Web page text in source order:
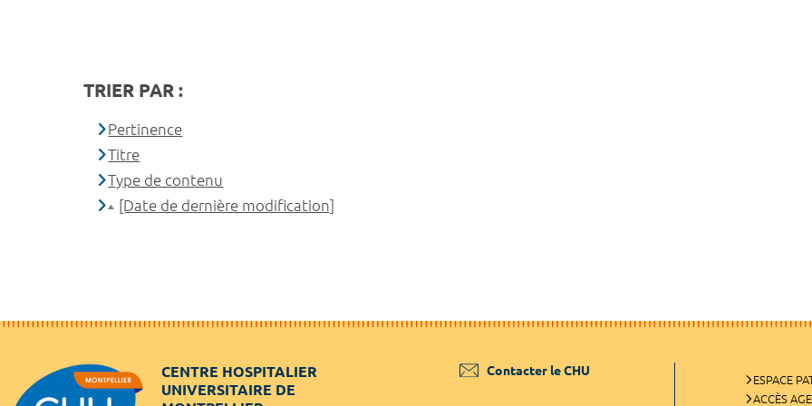
TRIER PAR :
Pertinence
Titre
Type de contenu
[Date de dernière modification]
CENTRE HOSPITALIER
UNIVERSITAIRE DE
Contacter le CHU
ESPACE
ACCÈS